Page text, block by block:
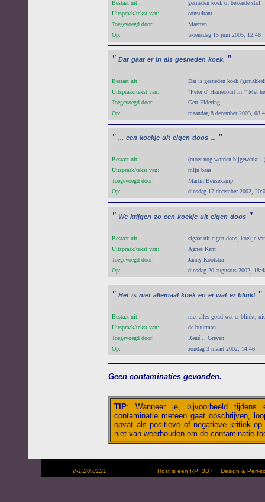
Bestaat uit:
gesneden koek of bekende stof
Uitspraak/tekst van:
consultant
Toegevoegd door:
Maarten
Op:
woensdag 15 juni 2005, 12:48
" Dat gaat er in als gesneden koek. "
Bestaat uit:
Dat is gesneden koek
Uitspraak/tekst van:
"Peter d' Hamecourt in ""Met
Toegevoegd door:
Gert Eldering
Op:
maandag 8 december 2003,
" ... een koekje uit eigen doos ... "
Bestaat uit:
(moet nog worden bijgewerkt…)
Uitspraak/tekst van:
mijn baas
Toegevoegd door:
Martin Beusekamp
Op:
dinsdag 17 december 2002,
" We krijgen zo een koekje uit eigen doos "
Bestaat uit:
sigaar uit eigen doos, koekje
Uitspraak/tekst van:
Agnes Kant
Toegevoegd door:
Janny Kootstra
Op:
dinsdag 20 augustus 2002,
" Het is niet allemaal koek en ei wat er blinkt "
Bestaat uit:
niet alles goud wat er blinkt,
Uitspraak/tekst van:
de buurman
Toegevoegd door:
René J. Greven
Op:
zondag 3 maart 2002, 14:46
Geen contaminaties gevonden.
TIP: Wanneer je, bijvoorbeeld tijdens
contaminatie meteen gaat opschrijven,
opvat als positieve of negatieve kritiek
niet van weerhouden om de contaminatie
V-1.20.0121 Host is een RPI 3B+ Design &